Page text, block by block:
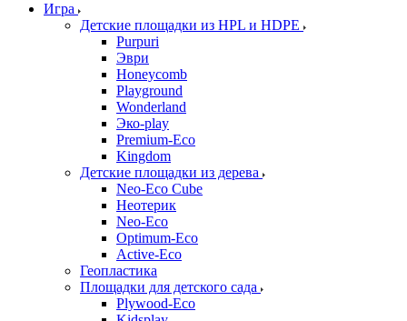
Игра
Детские площадки из HPL и HDPE
Purpuri
Эври
Honeycomb
Playground
Wonderland
Эко-play
Premium-Eco
Kingdom
Детские площадки из дерева
Neo-Eco Cube
Неотерик
Neo-Eco
Оptimum-Еco
Active-Eco
Геопластика
Площадки для детского сада
Plywood-Eco